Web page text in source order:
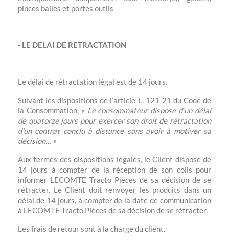
pinces balles et portes outils
- LE DELAI DE RETRACTATION
Le délai de rétractation légal est de 14 jours.
Suivant les dispositions de l’article L. 121-21 du Code de
la Consommation, « Le consommateur dispose d’un délai
de quatorze jours pour exercer son droit de rétractation
d’un contrat conclu à distance sans avoir à motiver sa
décision… »
Aux termes des dispositions légales, le Client dispose de
14 jours à compter de la réception de son colis pour
informer LECOMTE Tracto Pièces de sa décision de se
rétracter. Le Client doit renvoyer les produits dans un
délai de 14 jours, à compter de la date de communication
à LECOMTE Tracto Pièces de sa décision de se rétracter.
Les frais de retour sont à la charge du client.